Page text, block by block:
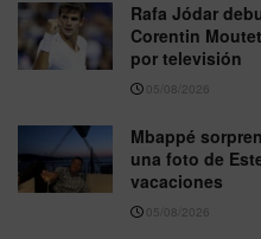
Rafa Jódar
Corentin
por televisión
05/08/2026
Mbappé
una foto de
vacaciones
05/08/2026